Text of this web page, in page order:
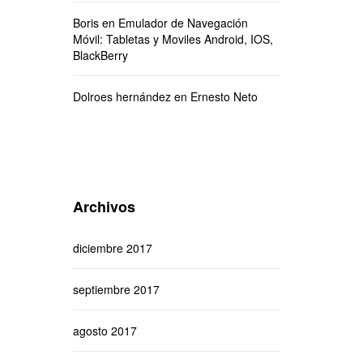
Borisen Emulador de Navegación
Móvil: Tabletas y Moviles Android, IOS,
BlackBerry
Dolroes hernándezen Ernesto Neto
Archivos
diciembre 2017
septiembre 2017
agosto 2017